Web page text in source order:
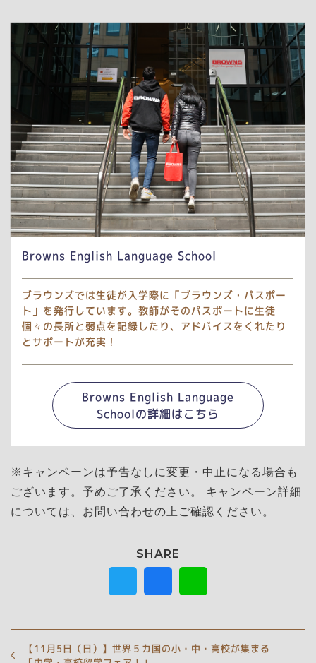
Browns English Language School
ブラウンズでは生徒が入学際に「ブラウンズ・パスポー
ト」を発行しています。教師がそのパスポートに生徒
個々の長所と弱点を記録したり、アドバイスをくれたり
とサポートが充実！
Browns English Language
Schoolの詳細はこちら
※キャンペーンは予告なしに変更・中止になる場合も
ございます。予めご了承ください。 キャンペーン詳細
については、お問い合わせの上ご確認ください。
【11月5日（日）】世界５カ国の小・中・高校が集まる